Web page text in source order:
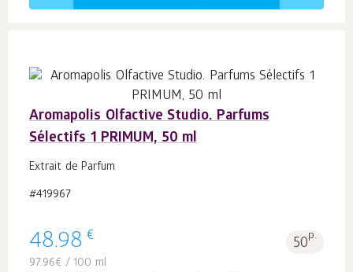
Aromapolis Olfactive Studio. Parfums
Sélectifs 1 PRIMUM, 50 ml
Extrait de Parfum
#419967
48.98 € 50p.
97.96€ / 100 ml